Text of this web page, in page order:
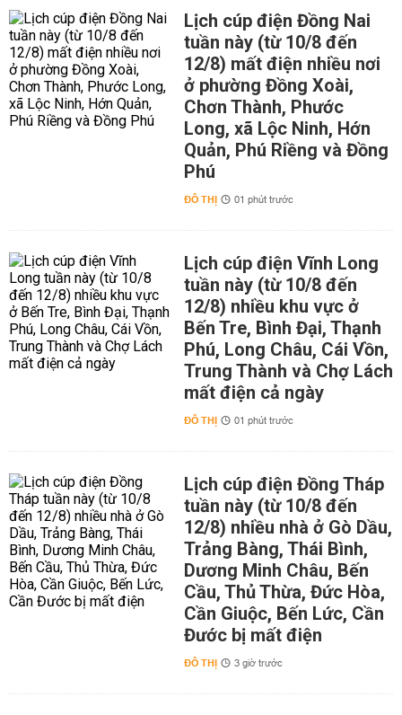
Lịch cúp điện Đồng Nai
tuần này (từ 10/8 đến
12/8) mất điện nhiều nơi
ở phường Đồng Xoài,
Chơn Thành, Phước
Long, xã Lộc Ninh, Hớn
Quản, Phú Riềng và Đồng
Phú
ĐÔ THỊ 01 phút trước
Lịch cúp điện Vĩnh Long
tuần này (từ 10/8 đến
12/8) nhiều khu vực ở
Bến Tre, Bình Đại, Thạnh
Phú, Long Châu, Cái Vồn,
Trung Thành và Chợ Lách
mất điện cả ngày
ĐÔ THỊ 01 phút trước
Lịch cúp điện Đồng Tháp
tuần này (từ 10/8 đến
12/8) nhiều nhà ở Gò Dầu,
Trảng Bàng, Thái Bình,
Dương Minh Châu, Bến
Cầu, Thủ Thừa, Đức Hòa,
Cần Giuộc, Bến Lức, Cần
Đước bị mất điện
ĐÔ THỊ 3 giờ trước